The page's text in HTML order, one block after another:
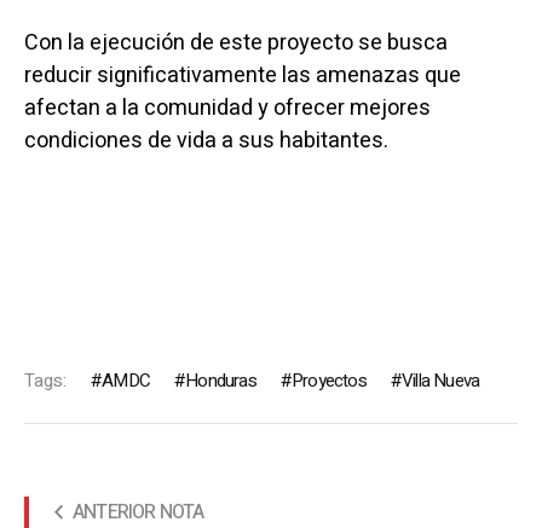
Con la ejecución de este proyecto se busca
reducir significativamente las amenazas que
afectan a la comunidad y ofrecer mejores
condiciones de vida a sus habitantes.
Tags: AMDC Honduras Proyectos Villa Nueva
ANTERIOR NOTA